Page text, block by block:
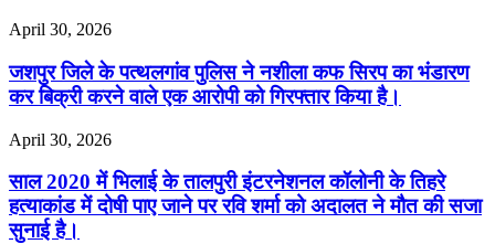
April 30, 2026
जशपुर जिले के पत्थलगांव पुलिस ने नशीला कफ सिरप का भंडारण
कर बिक्री करने वाले एक आरोपी को गिरफ्तार किया है।
April 30, 2026
साल 2020 में भिलाई के तालपुरी इंटरनेशनल कॉलोनी के तिहरे
हत्याकांड में दोषी पाए जाने पर रवि शर्मा को अदालत ने मौत की सजा
सुनाई है।